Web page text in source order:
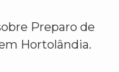
Preparo de
Hortolândia.